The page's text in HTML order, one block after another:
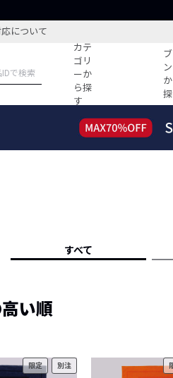
について
カテ
ゴリ
ーか
ら探
す
すべて
人気
フォ
すべて
い順
限定 別注